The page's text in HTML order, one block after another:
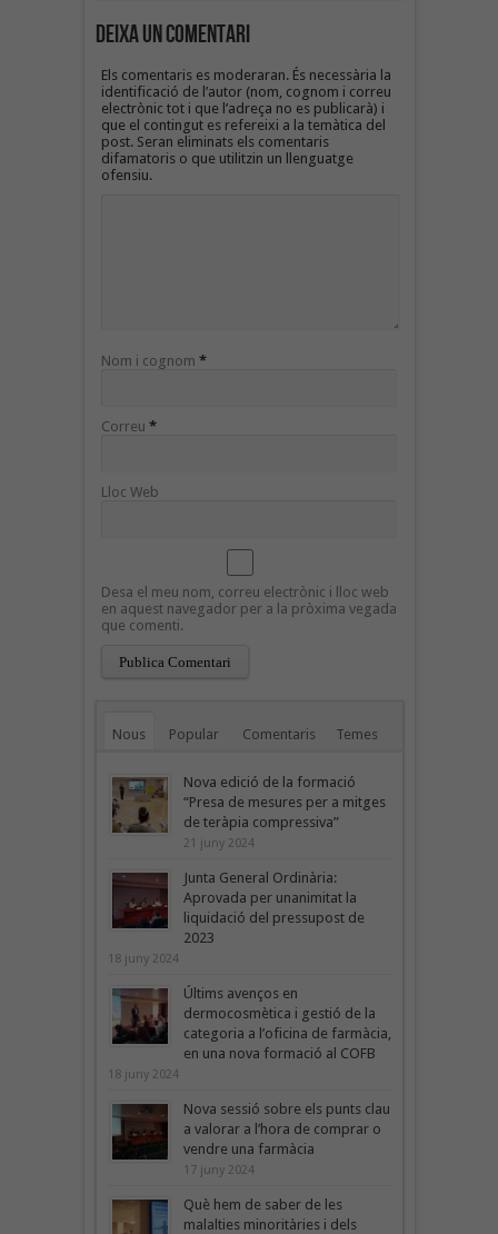
Deixa un Comentari
Els comentaris es moderaran. És necessària la
identificació de l’autor (nom, cognom i correu
electrònic tot i que l’adreça no es publicarà) i
que el contingut es refereixi a la temàtica del
post. Seran eliminats els comentaris
difamatoris o que utilitzin un llenguatge
ofensiu.
Nom i cognom *
Correu *
Lloc Web
Desa el meu nom, correu electrònic i lloc web
en aquest navegador per a la pròxima vegada
que comenti.
Nous Popular Comentaris Temes
Nova edició de la formació
“Presa de mesures per a mitges
de teràpia compressiva”
21 juny 2024
Junta General Ordinària:
Aprovada per unanimitat la
liquidació del pressupost de
2023
18 juny 2024
Últims avenços en
dermocosmètica i gestió de la
categoria a l’oficina de farmàcia,
en una nova formació al COFB
18 juny 2024
Nova sessió sobre els punts clau
a valorar a l’hora de comprar o
vendre una farmàcia
17 juny 2024
Què hem de saber de les
malalties minoritàries i dels